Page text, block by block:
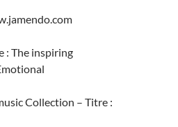
: The inspiring
Collection – Titre :